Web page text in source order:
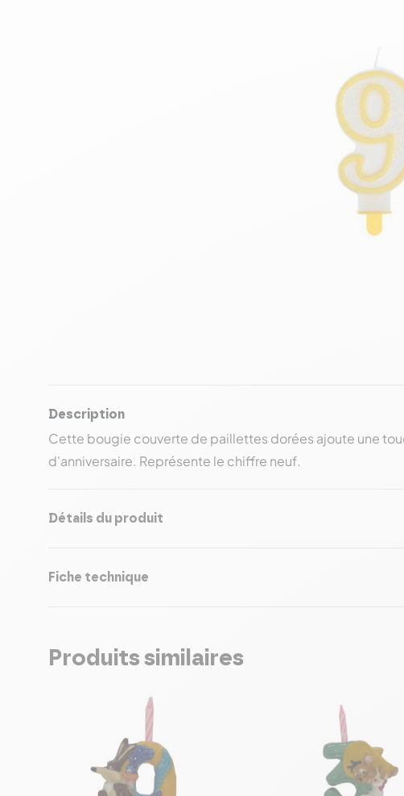
Description
Cette bougie couverte de paillettes dorées ajoute une
d'anniversaire. Représente le chiffre neuf.
Détails du produit
Fiche technique
Produits similaires